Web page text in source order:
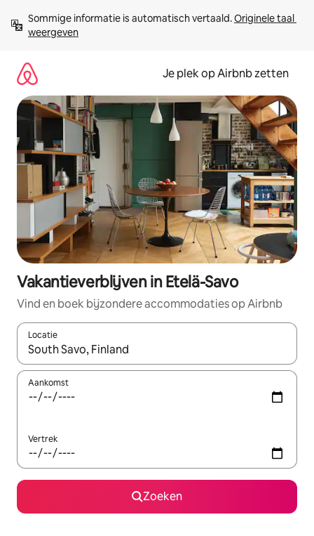
direct
naar
Sommige informatie is automatisch vertaald. Originele taal
weergeven
Je plek op Airbnb zetten
Vakantieverblijven in Etelä-Savo
Vind en boek bijzondere accommodaties op Airbnb
Locatie
Wanneer er resultaten beschikbaar zijn, maak je een keuze
Aankomst
Vertrek
Zoeken